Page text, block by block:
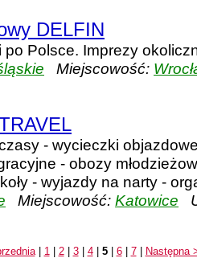
DELFIN
Polsce. Imprezy
Miejscowość:
- wycieczki
- obozy
- wyjazdy na narty -
Miejscowość: Katowice
| 1| 2| 3| 4| 5| 6| 7| Następna